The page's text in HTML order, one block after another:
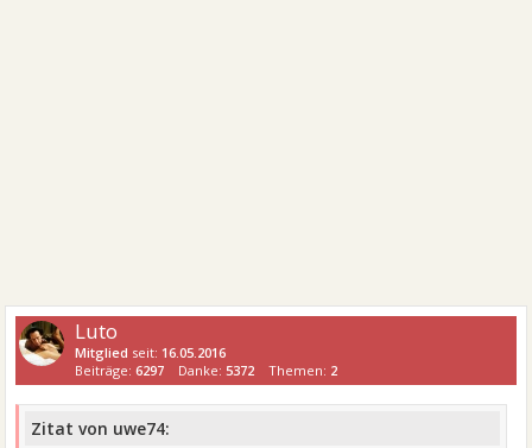
Luto
Mitglied seit: 16.05.2016
Beiträge:6297 Danke: 5372 Themen: 2
Zitat von uwe74: